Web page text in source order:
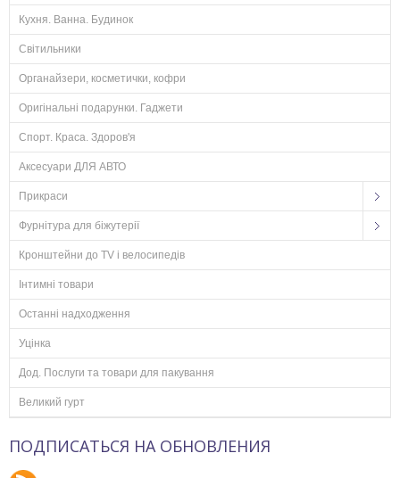
Кухня. Ванна. Будинок
Світильники
Органайзери, косметички, кофри
Оригінальні подарунки. Гаджети
Спорт. Краса. Здоров'я
Аксесуари ДЛЯ АВТО
Прикраси
Фурнітура для біжутерії
Кронштейни до TV і велосипедів
Інтимні товари
Останні надходження
Уцінка
Дод. Послуги та товари для пакування
Великий гурт
ПОДПИСАТЬСЯ НА ОБНОВЛЕНИЯ